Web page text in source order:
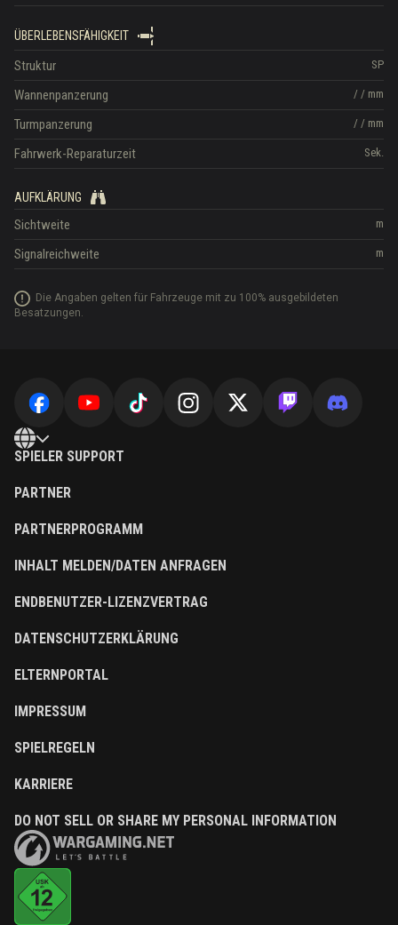
ÜBERLEBENSFÄHIGKEIT
SP
Struktur
/ / mm
Wannenpanzerung
/ / mm
Turmpanzerung
Sek.
Fahrwerk-Reparaturzeit
AUFKLÄRUNG
m
Sichtweite
m
Signalreichweite
Die Angaben gelten für Fahrzeuge mit zu 100% ausgebildeten
Besatzungen.
SPIELER SUPPORT
PARTNER
PARTNERPROGRAMM
INHALT MELDEN/DATEN ANFRAGEN
ENDBENUTZER-LIZENZVERTRAG
DATENSCHUTZERKLÄRUNG
ELTERNPORTAL
IMPRESSUM
SPIELREGELN
KARRIERE
DO NOT SELL OR SHARE MY PERSONAL INFORMATION